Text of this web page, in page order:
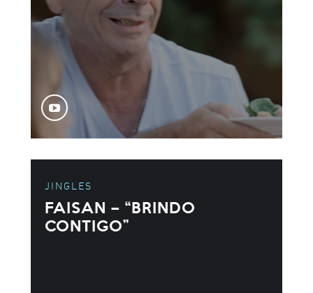
JINGLES
FAISAN – “BRINDO
CONTIGO”